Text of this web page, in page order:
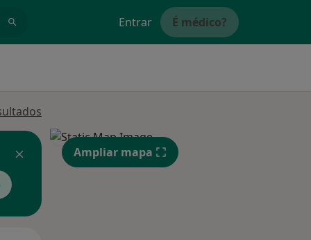
Entrar É médico?
Ampliar mapa